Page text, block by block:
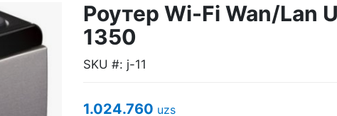
Роутер Wi-Fi Wan/Lan
1350
SKU #: j-11
1.024.760 uzs